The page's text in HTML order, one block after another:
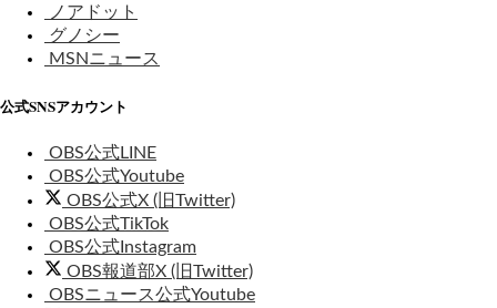
ノアドット
グノシー
MSNニュース
公式SNSアカウント
OBS公式LINE
OBS公式Youtube
OBS公式X (旧Twitter)
OBS公式TikTok
OBS公式Instagram
OBS報道部X (旧Twitter)
OBSニュース公式Youtube